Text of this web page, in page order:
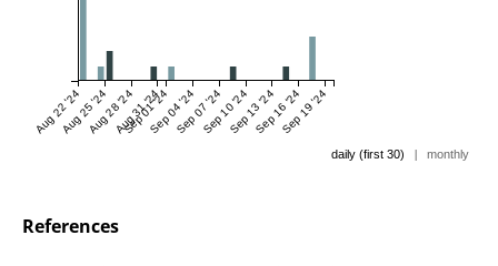
Aug 22 '24
Aug 25 '24Aug 28 '24Aug 31 '24
Sep 01 '24Sep 04 '24Sep 07 '24Sep 10 '24Sep 13 '24Sep 16 '24Sep 19 '24
daily (first 30) | monthly
References